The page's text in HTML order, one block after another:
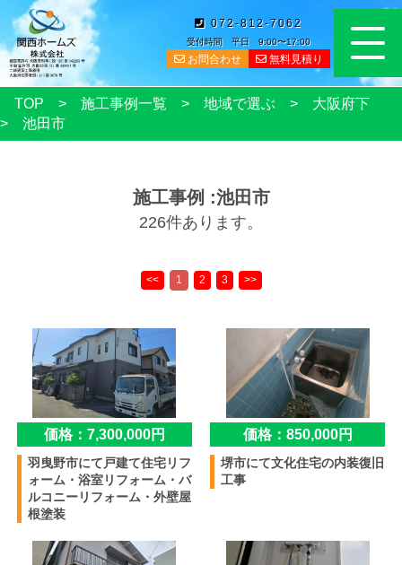
072-812-7062
受付時間 平日 9:00〜17:00
お問合わせ 無料見積り
TOP 施工事例一覧 地域で選ぶ
大阪府下
池田市
施工事例 :池田市
226件あります。
価格：7,300,000円
羽曳野市にて戸建て住宅リフ
ォーム・浴室リフォーム・バ
ルコニーリフォーム・外壁屋
根塗装
価格：850,000円
堺市にて文化住宅の内装復旧
工事